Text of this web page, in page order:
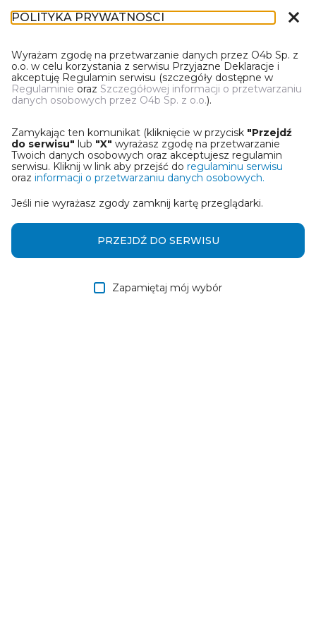
WYBIERZ JEDNĄ Z OPCJI
Wczytaj deklarację z pliku Excel
Utwórz deklarację z wykorzystaniem kreatora online
Przywróć ostatnią deklarację
Wczytaj deklarację z pliku roboczego DEK
POLITYKA PRYWATNOŚCI close
Wyrażam zgodę na przetwarzanie danych przez O4b Sp. z
o.o. w celu korzystania z serwisu Przyjazne Deklaracje i
akceptuję Regulamin serwisu (szczegóły dostępne w
Regulaminie oraz Szczegółowej informacji o przetwarzaniu
danych osobowych przez O4b Sp. z o.o.).
Zamykając ten komunikat (kliknięcie w przycisk "Przejdź
do serwisu" lub "X" wyrażasz zgodę na przetwarzanie
Twoich danych osobowych oraz akceptujesz regulamin
serwisu. Kliknij w link aby przejść do regulaminu serwisu
oraz informacji o przetwarzaniu danych osobowych.
Jeśli nie wyrażasz zgody zamknij kartę przeglądarki.
Zapamiętaj mój wybór
PRZEJDŹ DO SERWISU